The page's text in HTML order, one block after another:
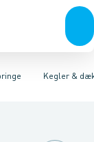
Tanke,Kegler &
& dæksler,